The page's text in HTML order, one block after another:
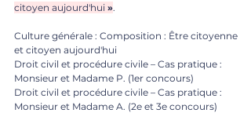
citoyen aujourd'hui ».
Culture générale : Composition : Être citoyenne
et citoyen aujourd'hui
Droit civil et procédure civile – Cas pratique :
Monsieur et Madame P. (1er concours)
Droit civil et procédure civile – Cas pratique :
Monsieur et Madame A. (2e et 3e concours)